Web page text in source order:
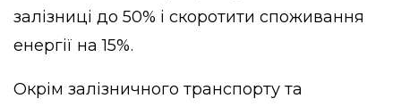
залізниці до 50% і скоротити споживання
енергії на 15%.
Окрім залізничного транспорту та